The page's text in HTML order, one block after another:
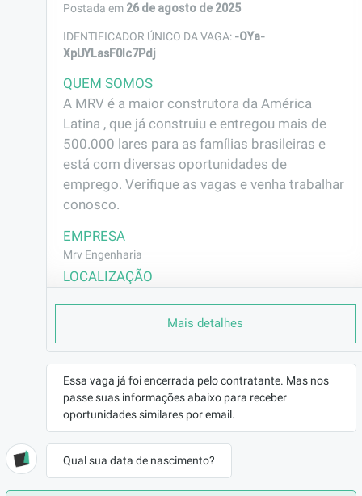
Postada em 26 de agosto de 2025
IDENTIFICADOR ÚNICO DA VAGA: -OYa-
XpUYLasF0lc7Pdj
QUEM SOMOS
A MRV é a maior construtora da América
Latina , que já construiu e entregou mais de
500.000 lares para as famílias brasileiras e
está com diversas oportunidades de
emprego. Verifique as vagas e venha trabalhar
conosco.
EMPRESA
Mrv Engenharia
LOCALIZAÇÃO
CLT (Efetivo)
REMUNERAÇÃO
R$1680,00
VAGA AFIRMATIVA
Não
RAMO DE ATUAÇÃO
Construção Civil
Mais detalhes
Essa vaga já foi encerrada pelo contratante. Mas nos
passe suas informações abaixo para receber
oportunidades similares por email.
Qual sua data de nascimento?